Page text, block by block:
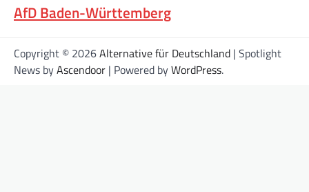
AfD Baden-Württemberg
Copyright © 2026Alternative für Deutschland | Spotlight
News byAscendoor | Powered byWordPress.